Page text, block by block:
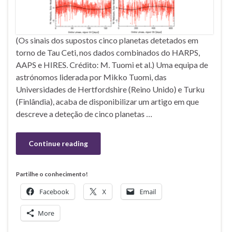
(Os sinais dos supostos cinco planetas detetados em
torno de Tau Ceti, nos dados combinados do HARPS,
AAPS e HIRES. Crédito: M. Tuomi et al.) Uma equipa de
astrónomos liderada por Mikko Tuomi, das
Universidades de Hertfordshire (Reino Unido) e Turku
(Finlândia), acaba de disponibilizar um artigo em que
descreve a deteção de cinco planetas …
Continue reading
Partilhe o conhecimento!
Facebook X Email
More